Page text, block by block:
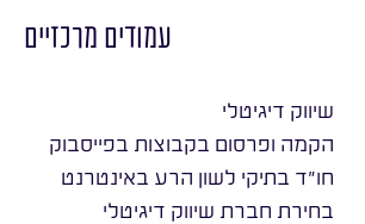
עמודים מרכזיים
שיווק דיגיטלי
הקמה ופרסום בקבוצות בפייסבוק
חו״ד בתיקי לשון הרע באינטרנט
בחירת חברת שיווק דיגיטלי